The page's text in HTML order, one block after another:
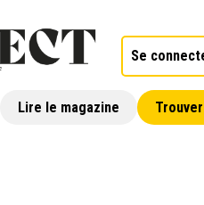
Se
Lire le magazine